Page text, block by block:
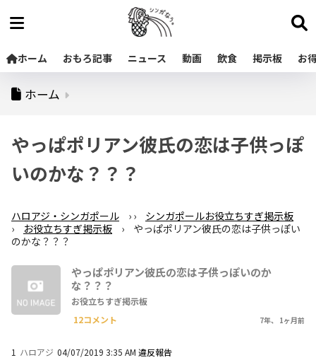
ホーム おもろ記事 ニュース 動画 飲食 掲示板 お
ホーム
やっぱポリアン彼氏の恋は子供っぽ
いのかな？？？
ハロアジ・シンガポール › ›
シンガポールお役立ちすぎ掲示板
›
お役立ちすぎ掲示板 ›
やっぱポリアン彼氏の恋は子供っぽい
のかな？？？
やっぱポリアン彼氏の恋は子供っぽいのか
な？？？
お役立ちすぎ掲示板
12コメント
7年、 1ヶ月前
1 ハロアジ 04/07/2019 3:35 AM 違反報告